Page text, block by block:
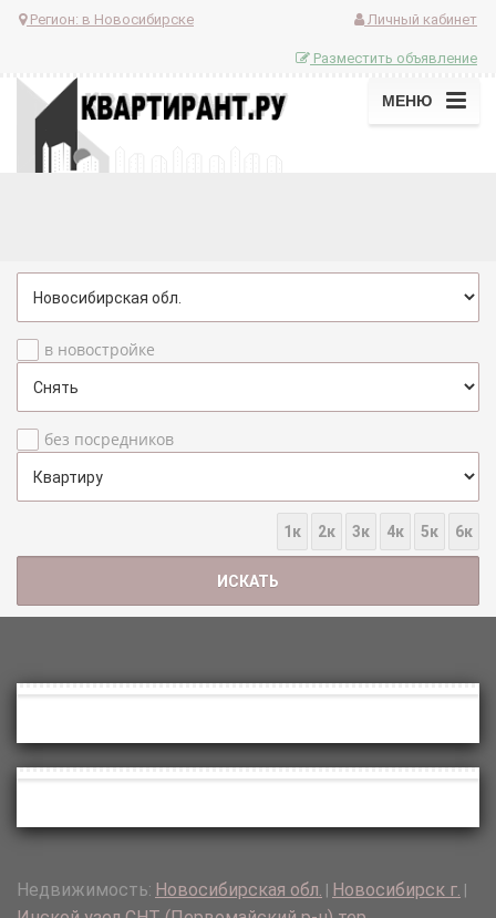
Регион: в Новосибирске Личный кабинет
Разместить объявление
МЕНЮ
в новостройке
без посредников
1к 2к 3к 4к 5к 6к
Недвижимость: Новосибирская обл. Новосибирск г.